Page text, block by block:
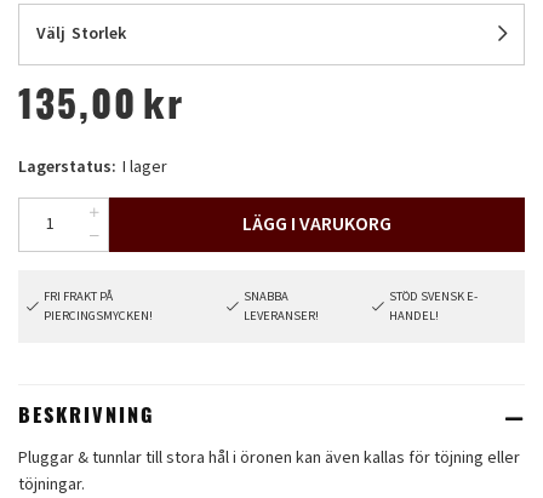
Välj Storlek
135,00 kr
Lagerstatus: I lager
LÄGG I VARUKORG
FRI FRAKT PÅ
PIERCINGSMYCKEN!
SNABBA
LEVERANSER!
STÖD SVENSK E-
HANDEL!
BESKRIVNING
Pluggar & tunnlar till stora hål i öronen kan även kallas för töjning eller
töjningar.